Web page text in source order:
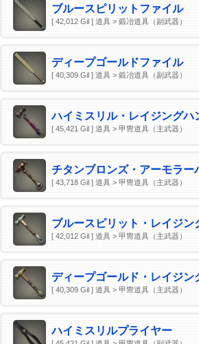
ブルースピリットファイル
[ 42,012 Gil ] 道具 > 鍛冶道具（副武器）
ディープゴールドファイル
[ 40,309 Gil ] 道具 > 鍛冶道具（副武器）
ハイミスリル・レイジングハ
[ 45,421 Gil ] 道具 > 甲冑道具（主武器）
チタンブロンズ・アーモラー
[ 43,718 Gil ] 道具 > 甲冑道具（主武器）
ブルースピリット・レイジン
[ 42,012 Gil ] 道具 > 甲冑道具（主武器）
ディープゴールド・レイジン
[ 40,309 Gil ] 道具 > 甲冑道具（主武器）
ハイミスリルプライヤー